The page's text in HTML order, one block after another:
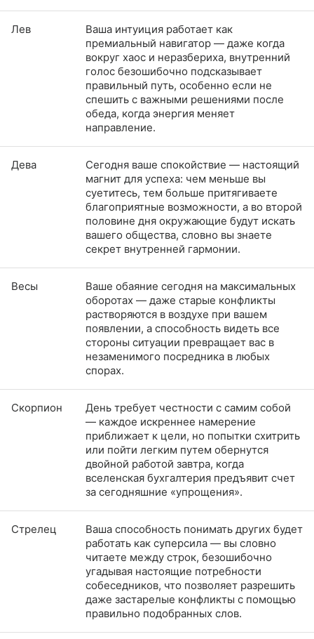
Лев
Ваша интуиция работает как
премиальный навигатор — даже когда
вокруг хаос и неразбериха, внутренний
голос безошибочно подсказывает
правильный путь, особенно если не
спешить с важными решениями после
обеда, когда энергия меняет
направление.
Дева
Сегодня ваше спокойствие — настоящий
магнит для успеха: чем меньше вы
суетитесь, тем больше притягиваете
благоприятные возможности, а во второй
половине дня окружающие будут искать
вашего общества, словно вы знаете
секрет внутренней гармонии.
Весы
Ваше обаяние сегодня на максимальных
оборотах — даже старые конфликты
растворяются в воздухе при вашем
появлении, а способность видеть все
стороны ситуации превращает вас в
незаменимого посредника в любых
спорах.
Скорпион
День требует честности с самим собой
— каждое искреннее намерение
приближает к цели, но попытки схитрить
или пойти легким путем обернутся
двойной работой завтра, когда
вселенская бухгалтерия предъявит счет
за сегодняшние «упрощения».
Стрелец
Ваша способность понимать других будет
работать как суперсила — вы словно
читаете между строк, безошибочно
угадывая настоящие потребности
собеседников, что позволяет разрешить
даже застарелые конфликты с помощью
правильно подобранных слов.